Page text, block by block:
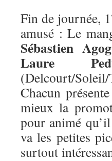
Fin de journée,
amusé : Le
Sébastien
Laure
(Delcourt/
Chacun
mieux la
pour animé
va les petites
surtout